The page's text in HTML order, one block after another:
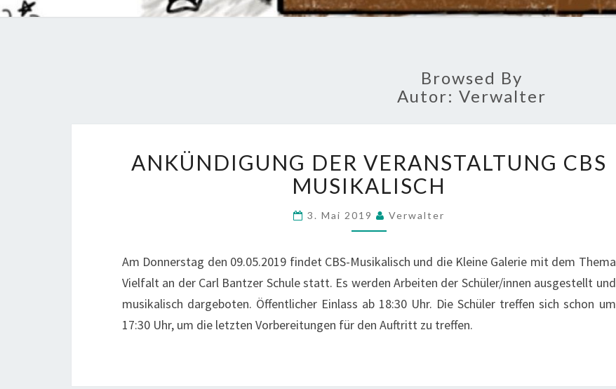
Browsed By
Autor: Verwalter
N
K
Ü
N
D
G
U
N
G
ANKÜNDIGUNG DER VERANSTALTUNG CBS
MUSIKALISCH
3. Mai 2019 Verwalter
Am Donnerstag den 09.05.2019 findet CBS-Musikalisch und die Kleine Galerie mit dem Thema
Vielfalt an der Carl Bantzer Schule statt. Es werden Arbeiten der Schüler/innen ausgestellt und
musikalisch dargeboten. Öffentlicher Einlass ab 18:30 Uhr. Die Schüler treffen sich schon um
17:30 Uhr, um die letzten Vorbereitungen für den Auftritt zu treffen.